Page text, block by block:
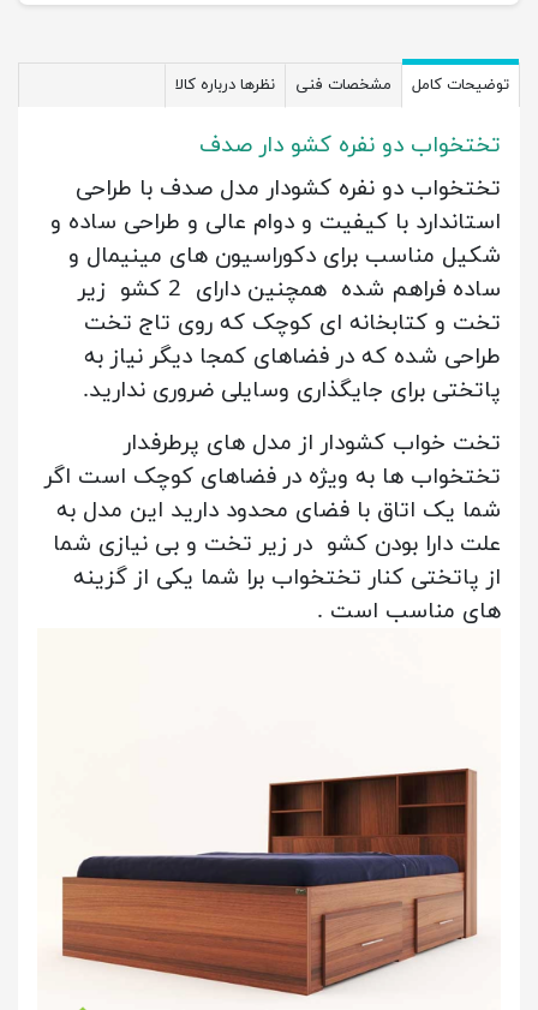
توضیحات کامل مشخصات فنی نظرها درباره کالا
تختخواب دو نفره کشو دار صدف
تختخواب دو نفره کشودار مدل صدف با طراحی
استاندارد با کیفیت و دوام عالی و طراحی ساده و
شکیل مناسب برای دکوراسیون های مینیمال و
ساده فراهم شده همچنین دارای 2 کشو زیر
تخت و کتابخانه ای کوچک که روی تاج تخت
طراحی شده که در فضاهای کمجا دیگر نیاز به
پاتختی برای جایگذاری وسایلی ضروری ندارید.
تخت خواب کشودار از مدل های پرطرفدار
تختخواب ها به ویژه در فضاهای کوچک است اگر
شما یک اتاق با فضای محدود دارید این مدل به
علت دارا بودن کشو در زیر تخت و بی نیازی شما
از پاتختی کنار تختخواب برا شما یکی از گزینه
های مناسب است .